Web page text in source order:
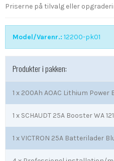
Priserne på tilvalg eller
Model/Varenr.: 12200-pk01
Produkter i pakken:
1 x 200Ah AOAC Lithium Power
1 x SCHAUDT 25A Booster WA
1 xVICTRON 25A Batterilader